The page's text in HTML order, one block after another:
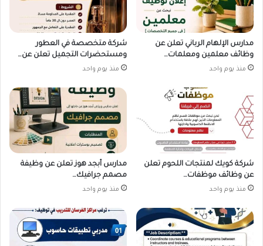
مدارس الإلهام الرباني تعلن عن
وظائف معلمين ومعلمات…
منذ يوم واحد
شركة متخصصة في العطور
ومستحضرات التجميل تعلن عن…
منذ يوم واحد
شركة كويك لمنتجات اللحوم تعلن
عن وظائف موظفات…
منذ يوم واحد
مدارس أبجد هوز تعلن عن وظيفة
مصمم جرافيك…
منذ يوم واحد